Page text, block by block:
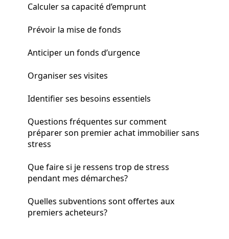
Calculer sa capacité d’emprunt
Prévoir la mise de fonds
Anticiper un fonds d’urgence
Organiser ses visites
Identifier ses besoins essentiels
Questions fréquentes sur comment
préparer son premier achat immobilier sans
stress
Que faire si je ressens trop de stress
pendant mes démarches?
Quelles subventions sont offertes aux
premiers acheteurs?